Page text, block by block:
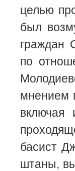
целью
был
граждан
по
мнением
включая
басист
штаны,